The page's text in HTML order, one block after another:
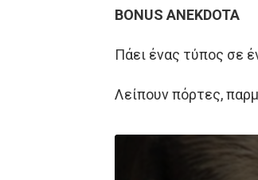
BONUS ANEKDOTA
Πάει ένας τύπος σε
Λείπουν πόρτες,